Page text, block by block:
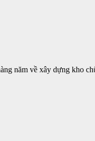
năm về xây dựng kho